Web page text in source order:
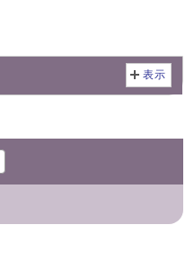
表示